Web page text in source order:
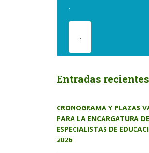
.
.
Entradas recientes
CRONOGRAMA Y PLAZAS
PARA LA ENCARGATURA DE
ESPECIALISTAS DE
2026